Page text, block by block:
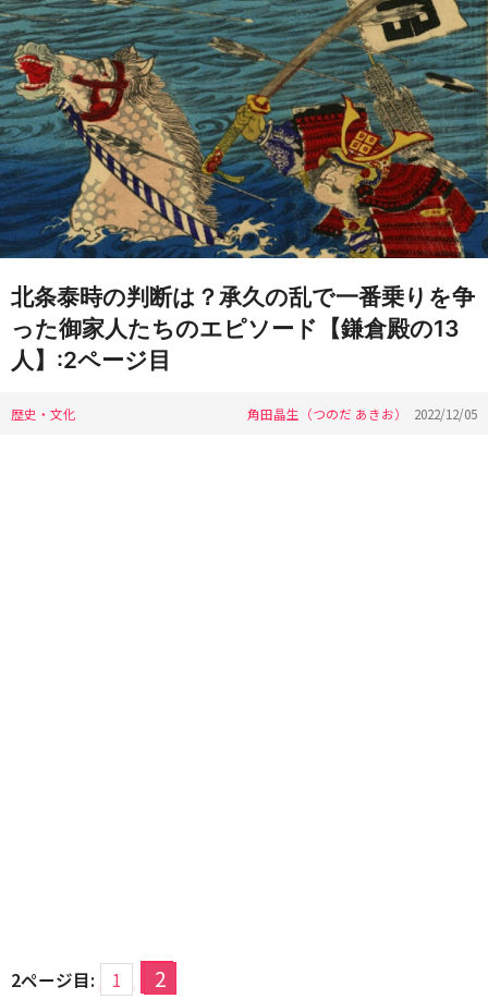
北条泰時の判断は？承久の乱で一番乗りを争
った御家人たちのエピソード【鎌倉殿の13
人】:2ページ目
歴史・文化 角田晶生（つのだ あきお） 2022/12/05
2ページ目: 1 2